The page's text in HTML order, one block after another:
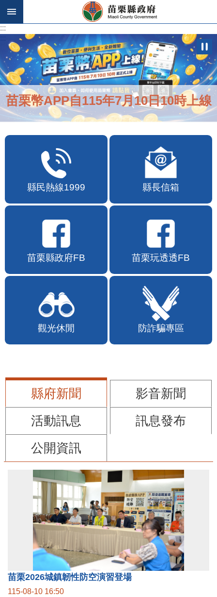
跳到主要內容區塊
:::
苗栗幣APP自115年7月10日10時上線
縣民熱線1999 縣長信箱
苗栗縣政府FB 苗栗玩透透FB
觀光休閒 防詐騙專區
縣府新聞
影音新聞
活動訊息
訊息發布
公開資訊
苗栗2026城鎮韌性防空演習登場
115-08-10 16:50